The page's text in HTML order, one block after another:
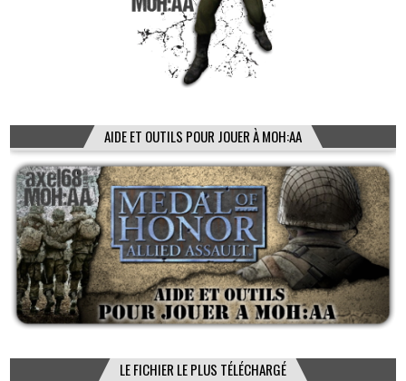
AIDE ET OUTILS POUR JOUER À MOH:AA
LE FICHIER LE PLUS TÉLÉCHARGÉ